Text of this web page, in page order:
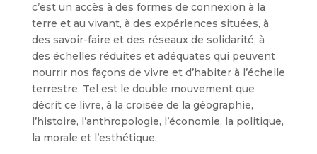
c’est un accès à des formes de connexion à la
terre et au vivant, à des expériences situées, à
des savoir-faire et des réseaux de solidarité, à
des échelles réduites et adéquates qui peuvent
nourrir nos façons de vivre et d’habiter à l’échelle
terrestre. Tel est le double mouvement que
décrit ce livre, à la croisée de la géographie,
l’histoire, l’anthropologie, l’économie, la politique,
la morale et l’esthétique.